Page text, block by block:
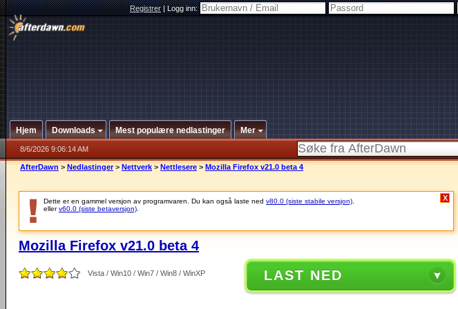
Registrer|Logg inn:
Hjem Downloads Mest populære nedlastinger Mer
8/6/2026 9:06:14 AM
AfterDawn > Nedlastinger > Nettverk > Nettlesere > Mozilla Firefox v21.0 beta 4
Dette er en gammel versjon av programvaren. Du kan også laste ned v80.0 (siste stabile versjon)
ellerv60.0 (siste betaversjon)
X
Mozilla Firefox v21.0 beta 4
Vista / Win10 / Win7 / Win8 / WinXP LAST NED